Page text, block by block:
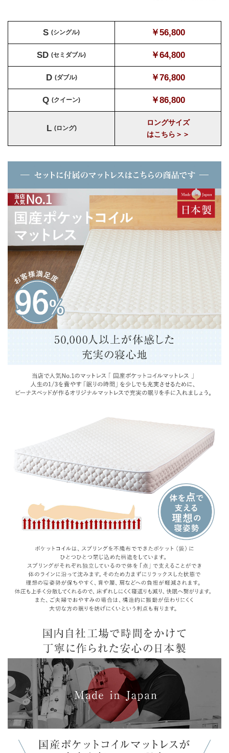
S (シングル) ￥56,800
SD (セミダブル) ￥64,800
D (ダブル) ￥76,800
Q (クイーン) ￥86,800
L (ロング)
ロングサイズ
はこちら＞＞